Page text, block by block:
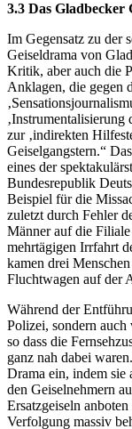
3.3 Das Gladbecker
Im Gegensatz zu der
Geiseldrama von
Kritik, aber auch die
Anklagen, die gegen
‚Instrumentalisierung
zur ‚indirekten
Geiselgangstern.“
eines der
Bundesrepublik
Beispiel für die
zuletzt durch Fehler
Männer auf die
mehrtägigen Irrfahrt
kamen drei
Fluchtwagen auf der
Während der
Polizei, sondern
so dass die
ganz nah dabei
Drama ein, indem sie
den Geiselnehmern
Ersatzgeiseln
Verfolgung massiv